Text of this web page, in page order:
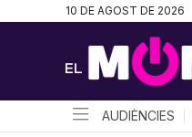
10 DE AGOST DE 2026
AUDIÈNCIES